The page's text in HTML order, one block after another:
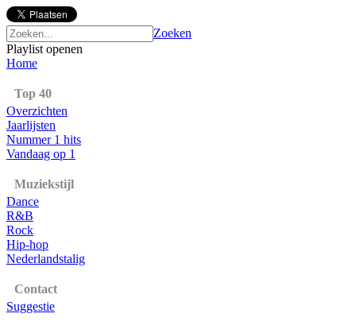
Zoeken
Playlist openen
Home
Top 40
Overzichten
Jaarlijsten
Nummer 1 hits
Vandaag op 1
Muziekstijl
Dance
R&B
Rock
Hip-hop
Nederlandstalig
Contact
Suggestie